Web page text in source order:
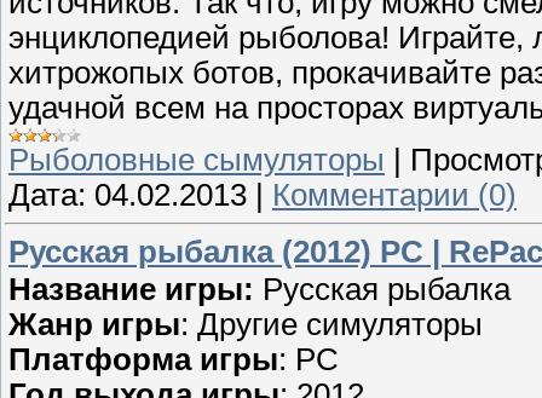
энциклопедией рыболова!
хитрожопых ботов, прокачивайте
удачной всем на просторах
Рыболовные сымуляторы |
Дата: 04.02.2013 | Комментарии (0)
Русская рыбалка (2012) PC |
Название игры: Русская рыбалка
Жанр игры: Другие симуляторы
Платформа игры: PC